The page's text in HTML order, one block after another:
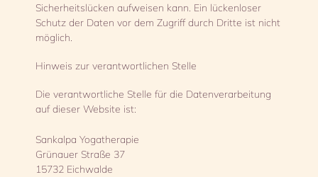
Sicherheitslücken aufweisen kann. Ein lückenloser
Schutz der Daten vor dem Zugriff durch Dritte ist nicht
möglich.
Hinweis zur verantwortlichen Stelle
Die verantwortliche Stelle für die Datenverarbeitung
auf dieser Website ist:
Sankalpa Yogatherapie
Grünauer Straße 37
15732 Eichwalde